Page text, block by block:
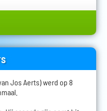
Jos Aerts) werd op 8